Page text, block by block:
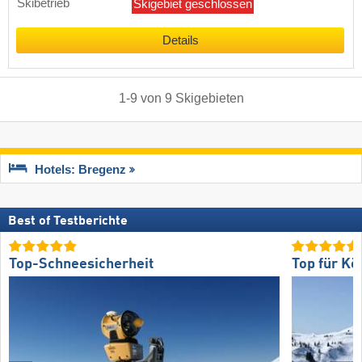
Skibetrieb Skigebiet geschlossen
Details
1-9 von 9 Skigebieten
Hotels: Bregenz
Best of Testberichte
Top-Schneesicherheit Top für